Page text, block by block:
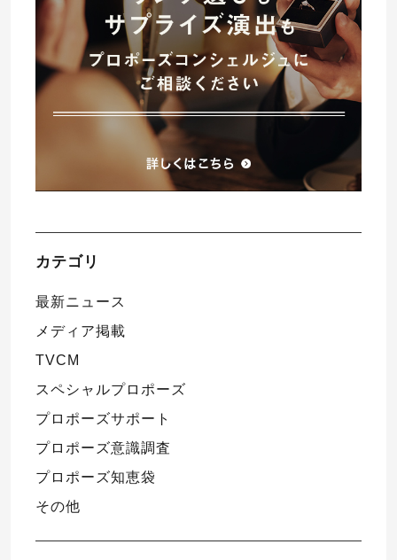
カテゴリ
最新ニュース
メディア掲載
TVCM
スペシャルプロポーズ
プロポーズサポート
プロポーズ意識調査
プロポーズ知恵袋
その他